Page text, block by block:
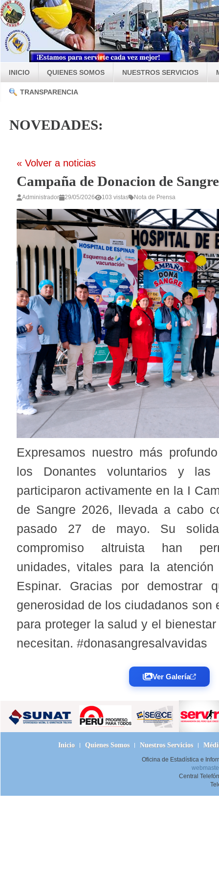
INICIO QUIENES SOMOS NUESTROS SERVICIOS
TRANSPARENCIA
NOVEDADES:
« Volver a noticias
Campaña de Donacion de Sangre
Administrador 29/05/2026 103 vistas Nota de Prensa
Expresamos nuestro más
los Donantes voluntarios y las
participaron activamente en la I
de Sangre 2026, llevada a cabo
pasado 27 de mayo. Su
compromiso altruista han
unidades, vitales para la
Espinar. Gracias por
generosidad de los ciudadanos son
para proteger la salud y el
necesitan. #donasangresalvavidas
Ver Galería
Inicio Quienes Somos Nuestros Servicios
Oficina de Estadística e
Central